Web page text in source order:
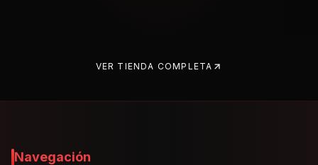
VER TIENDA COMPLETA
Navegación